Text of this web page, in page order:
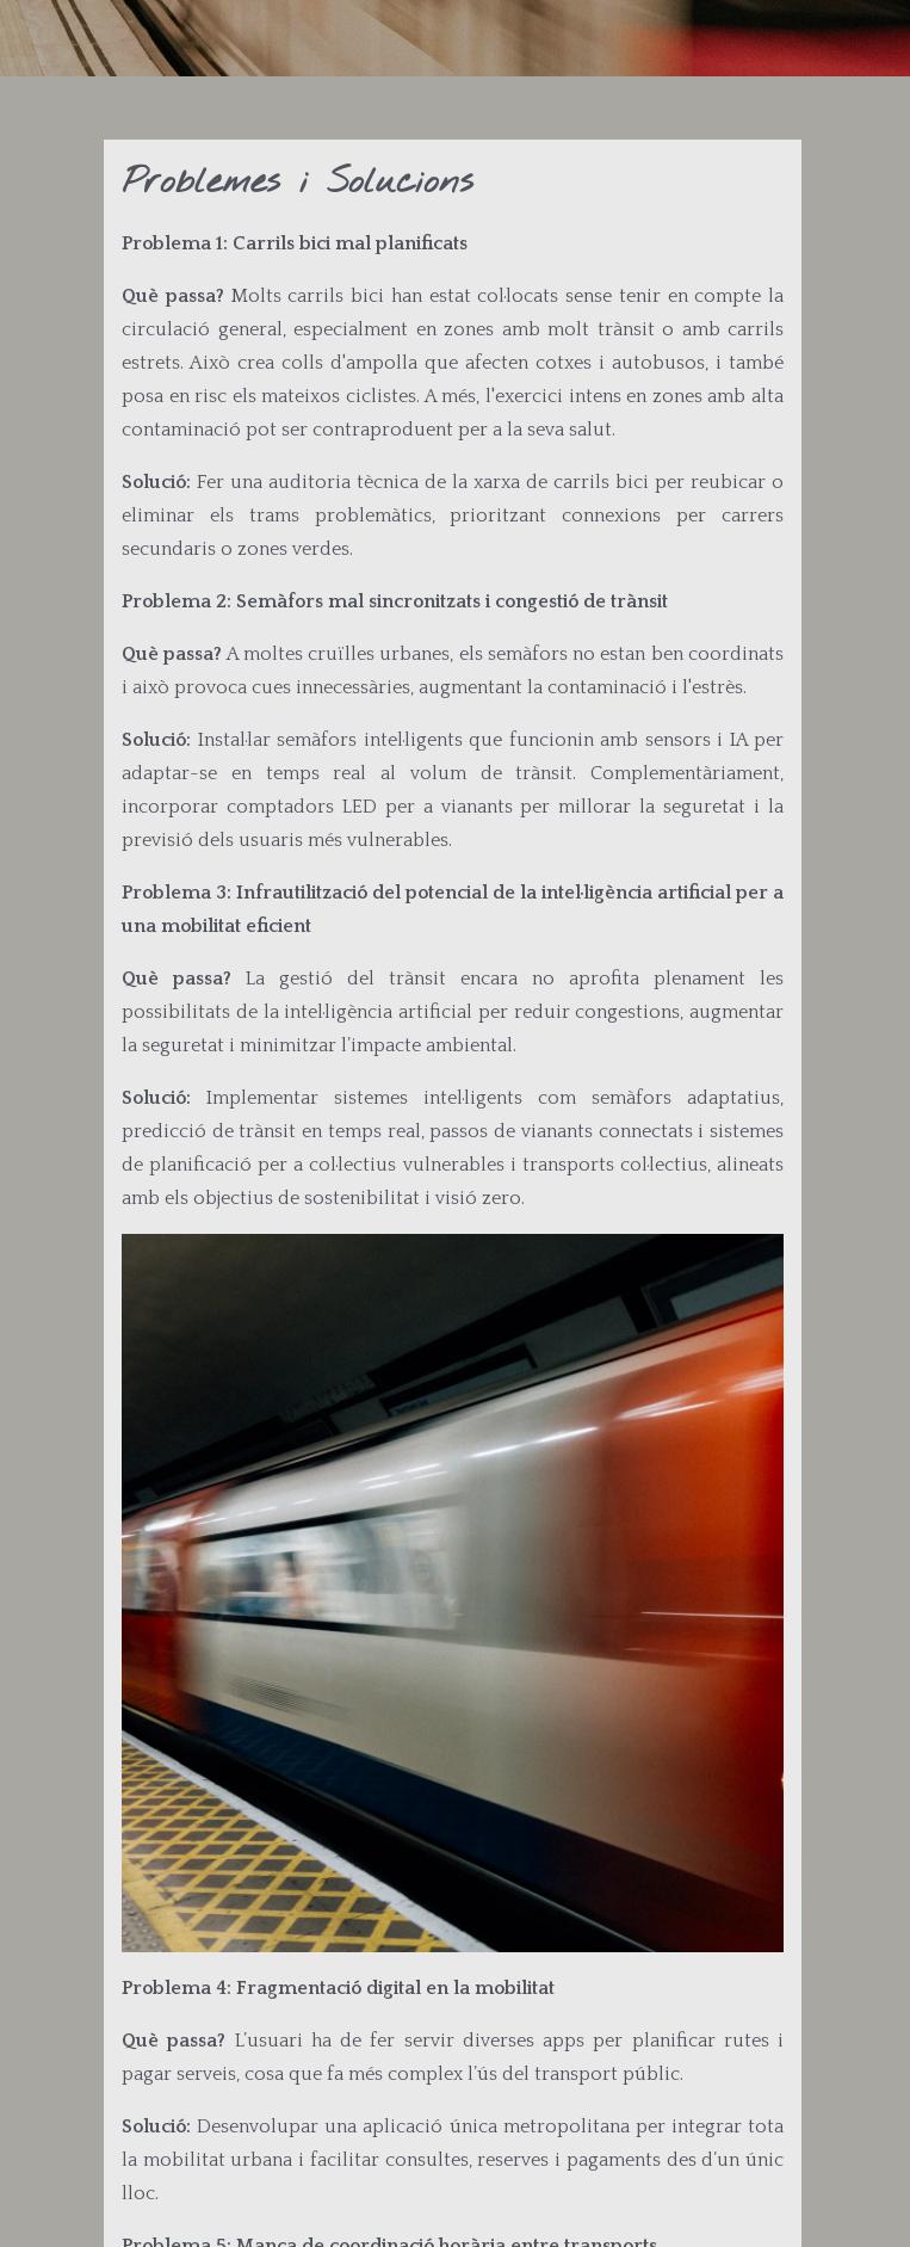
Problemes i Solucions
Problema 1: Carrils bici mal planificats
Què passa? Molts carrils bici han estat col·locats sense tenir en compte la
circulació general, especialment en zones amb molt trànsit o amb carrils
estrets. Això crea colls d'ampolla que afecten cotxes i autobusos, i també
posa en risc els mateixos ciclistes. A més, l'exercici intens en zones amb alta
contaminació pot ser contraproduent per a la seva salut.
Solució: Fer una auditoria tècnica de la xarxa de carrils bici per reubicar o
eliminar els trams problemàtics, prioritzant connexions per carrers
secundaris o zones verdes.
Problema 2: Semàfors mal sincronitzats i congestió de trànsit
Què passa? A moltes cruïlles urbanes, els semàfors no estan ben coordinats
i això provoca cues innecessàries, augmentant la contaminació i l'estrès.
Solució: Instal·lar semàfors intel·ligents que funcionin amb sensors i IA per
adaptar-se en temps real al volum de trànsit. Complementàriament,
incorporar comptadors LED per a vianants per millorar la seguretat i la
previsió dels usuaris més vulnerables.
Problema 3: Infrautilització del potencial de la intel·ligència artificial per a
una mobilitat eficient
Què passa? La gestió del trànsit encara no aprofita plenament les
possibilitats de la intel·ligència artificial per reduir congestions, augmentar
la seguretat i minimitzar l’impacte ambiental.
Solució: Implementar sistemes intel·ligents com semàfors adaptatius,
predicció de trànsit en temps real, passos de vianants connectats i sistemes
de planificació per a col·lectius vulnerables i transports col·lectius, alineats
amb els objectius de sostenibilitat i visió zero.
Problema 4: Fragmentació digital en la mobilitat
Què passa? L’usuari ha de fer servir diverses apps per planificar rutes i
pagar serveis, cosa que fa més complex l’ús del transport públic.
Solució: Desenvolupar una aplicació única metropolitana per integrar tota
la mobilitat urbana i facilitar consultes, reserves i pagaments des d’un únic
lloc.